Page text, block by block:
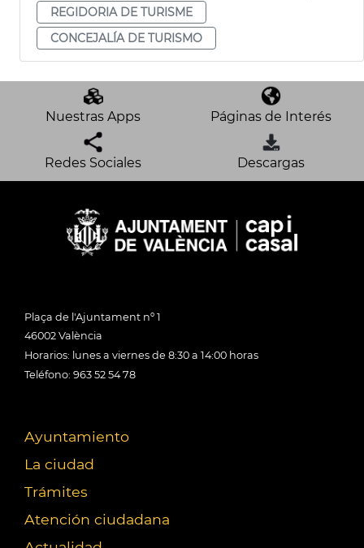
REGIDORIA DE TURISME
CONCEJALÍA DE TURISMO
Nuestras Apps Páginas de Interés
Redes Sociales Descargas
Plaça de l'Ajuntament nº 1
46002 València
Horarios: lunes a viernes de 8:30 a 14:00 horas
Teléfono: 963 52 54 78
Ayuntamiento
La ciudad
Trámites
Atención ciudadana